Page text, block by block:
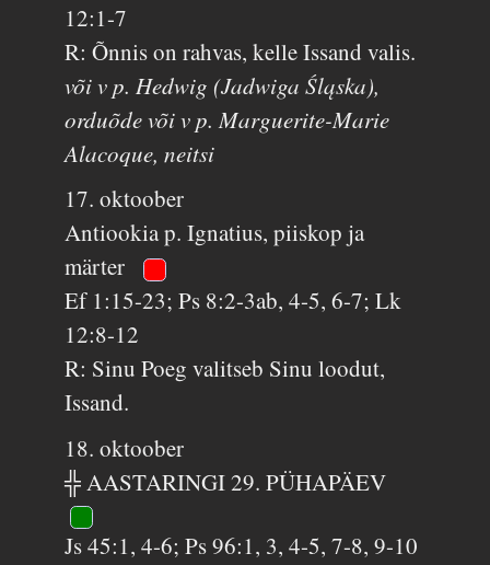
12:1-7
R: Õnnis on rahvas, kelle Issand valis.
või v p. Hedwig (Jadwiga Śląska),
orduõde või v p. Marguerite-Marie
Alacoque, neitsi
17. oktoober
Antiookia p. Ignatius, piiskop ja
märter
Ef 1:15-23; Ps 8:2-3ab, 4-5, 6-7; Lk
12:8-12
R: Sinu Poeg valitseb Sinu loodut,
Issand.
18. oktoober
╬ AASTARINGI 29. PÜHAPÄEV
Js 45:1, 4-6; Ps 96:1, 3, 4-5, 7-8, 9-10